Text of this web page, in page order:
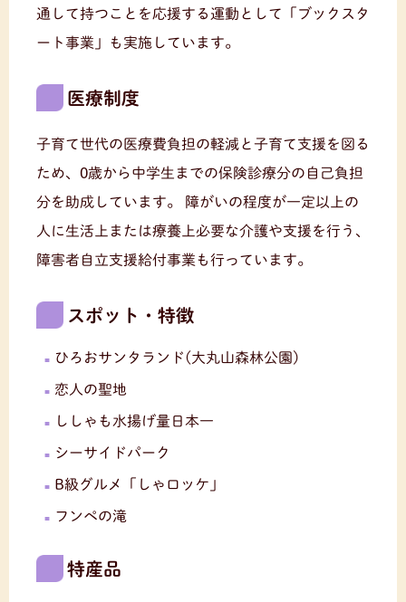
通して持つことを応援する運動として「ブックスタ
ート事業」も実施しています。
医療制度
子育て世代の医療費負担の軽減と子育て支援を図る
ため、0歳から中学生までの保険診療分の自己負担
分を助成しています。
障がいの程度が一定以上の
人に生活上または療養上必要な介護や支援を行う、
障害者自立支援給付事業も行っています。
スポット・特徴
ひろおサンタランド(大丸山森林公園)
恋人の聖地
ししゃも水揚げ量日本一
シーサイドパーク
B級グルメ「しゃロッケ」
フンペの滝
特産品